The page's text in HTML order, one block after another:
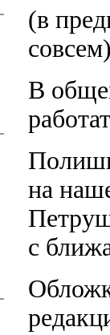
(в
В
на
с